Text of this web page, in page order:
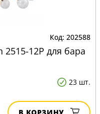
202588
12P для бара
23 шт.